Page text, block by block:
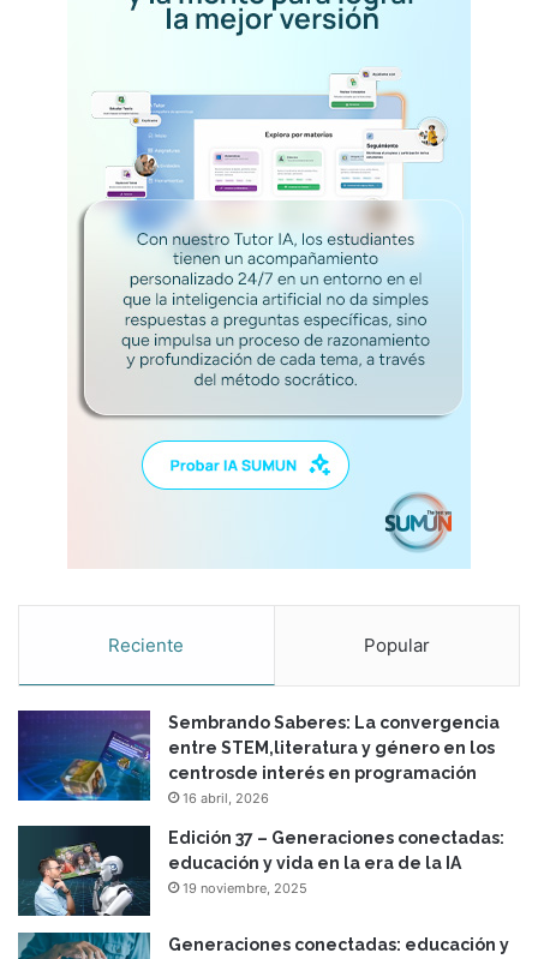
Reciente Popular
Sembrando Saberes: La convergencia
entre STEM,literatura y género en los
centrosde interés en programación
16 abril, 2026
Edición 37 – Generaciones conectadas:
educación y vida en la era de la IA
19 noviembre, 2025
Generaciones conectadas: educación y